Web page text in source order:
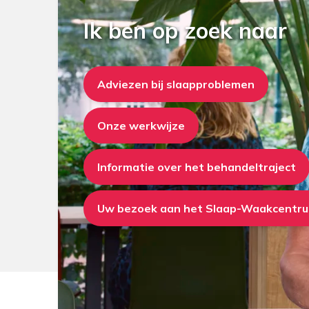
Ik ben op zoek naar
Adviezen bij slaapproblemen
Onze werkwijze
Informatie over het behandeltraject
Uw bezoek aan het Slaap-